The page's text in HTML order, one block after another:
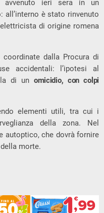
avvenuto ieri sera in un
all’interno è stato rinvenuto
di origine romena
dalla Procura di
accidentali: l’ipotesi al
di un omicidio, con colpi
elementi utili, tra cui i
della zona. Nel
autoptico, che dovrà fornire
morte.